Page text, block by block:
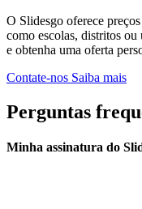
O Slidesgo oferece
como escolas, distritos
e obtenha uma oferta
Contate-nos Saiba mais
Perguntas
Minha assinatura do